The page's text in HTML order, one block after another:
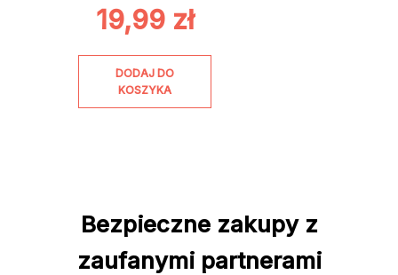
19,99 zł
DODAJ DO
KOSZYKA
Bezpieczne zakupy z
zaufanymi partnerami